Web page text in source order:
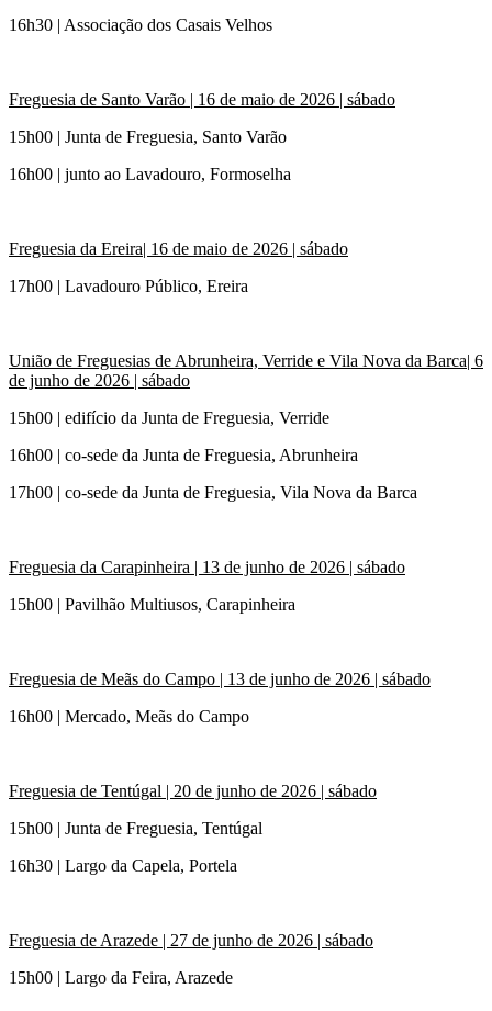
16h30 | Associação dos Casais Velhos
Freguesia de Santo Varão | 16 de maio de 2026 | sábado
15h00 | Junta de Freguesia, Santo Varão
16h00 | junto ao Lavadouro, Formoselha
Freguesia da Ereira| 16 de maio de 2026 | sábado
17h00 | Lavadouro Público, Ereira
União de Freguesias de Abrunheira, Verride e Vila Nova da Barca| 6
de junho de 2026 | sábado
15h00 | edifício da Junta de Freguesia, Verride
16h00 | co-sede da Junta de Freguesia, Abrunheira
17h00 | co-sede da Junta de Freguesia, Vila Nova da Barca
Freguesia da Carapinheira | 13 de junho de 2026 | sábado
15h00 | Pavilhão Multiusos, Carapinheira
Freguesia de Meãs do Campo | 13 de junho de 2026 | sábado
16h00 | Mercado, Meãs do Campo
Freguesia de Tentúgal | 20 de junho de 2026 | sábado
15h00 | Junta de Freguesia, Tentúgal
16h30 | Largo da Capela, Portela
Freguesia de Arazede | 27 de junho de 2026 | sábado
15h00 | Largo da Feira, Arazede